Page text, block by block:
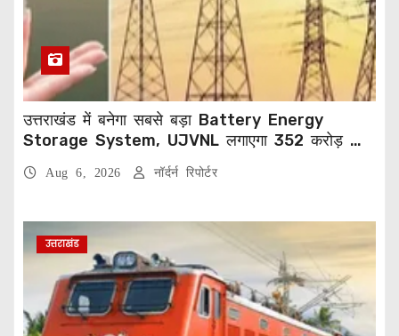
उत्तराखंड में बनेगा सबसे बड़ा Battery Energy
Storage System, UJVNL लगाएगा 352 करोड़ का
Aug 6, 2026 नॉर्दर्न रिपोर्टर
उत्तराखंड